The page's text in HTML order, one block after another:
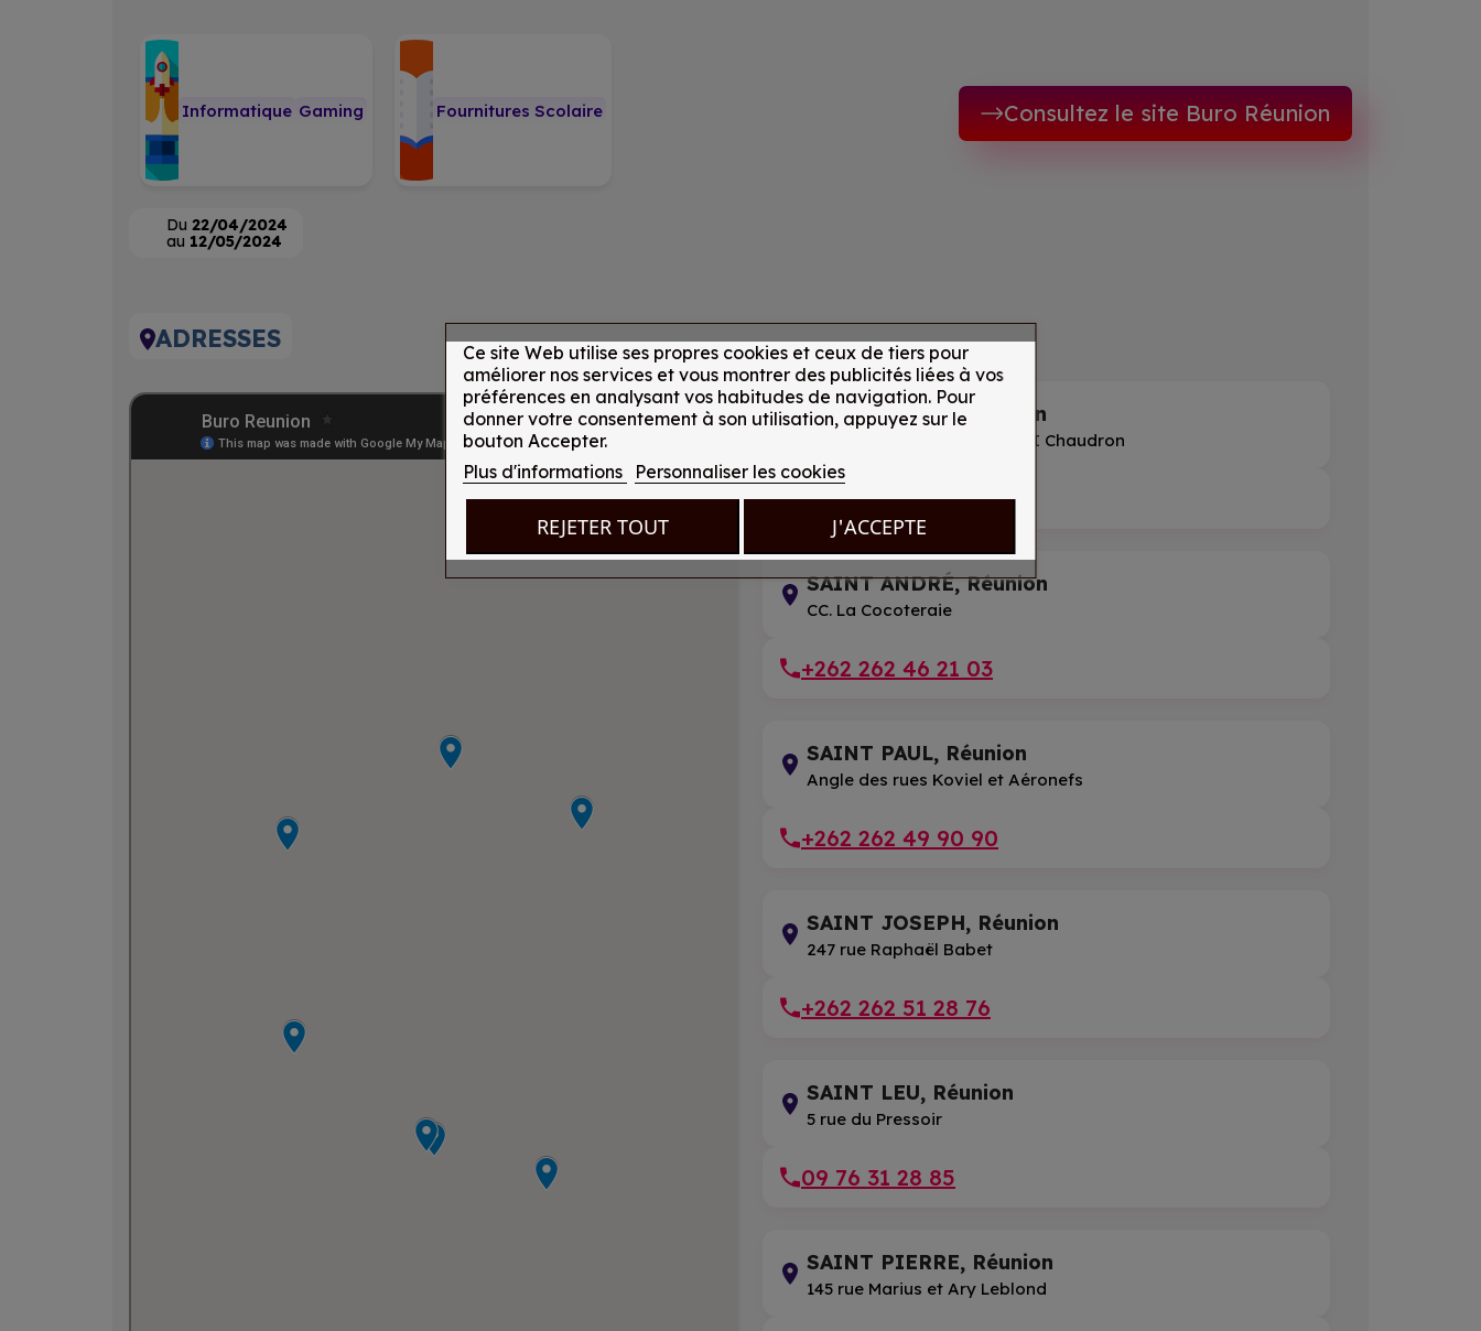
Informatique Gaming Fournitures Scolaire
Du 22/04/2024
au 12/05/2024
Consultez le site Buro Réunion
ADRESSES
Sainte Clotilde, Réunion
21, Gabriel de Kerveguen, ZI Chaudron
+262 262 20 11 14
SAINT ANDRÉ, Réunion
CC. La Cocoteraie
+262 262 46 21 03
SAINT PAUL, Réunion
Angle des rues Koviel et Aéronefs
+262 262 49 90 90
SAINT JOSEPH, Réunion
247 rue Raphaël Babet
+262 262 51 28 76
SAINT LEU, Réunion
5 rue du Pressoir
09 76 31 28 85
SAINT PIERRE, Réunion
145 rue Marius et Ary Leblond
Ce site Web utilise ses propres cookies et ceux de tiers pour
améliorer nos services et vous montrer des publicités liées à vos
préférences en analysant vos habitudes de navigation. Pour
donner votre consentement à son utilisation, appuyez sur le
bouton Accepter.
Plus d'informations
Personnaliser les cookies
REJETER TOUT J'ACCEPTE